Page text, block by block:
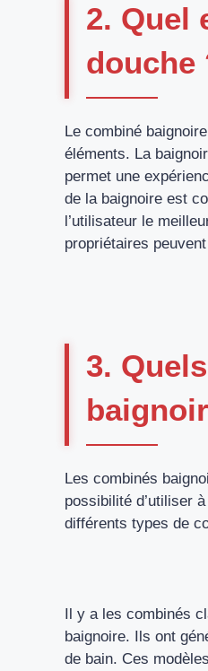
2. Quel
douche
Le combiné
éléments. La
permet une
de la baignoire est
l’utilisateur le
propriétaires
3.
Les combinés
possibilité d’utiliser
différents types de
Il y a les combinés
baignoire. Ils ont
de bain. Ces